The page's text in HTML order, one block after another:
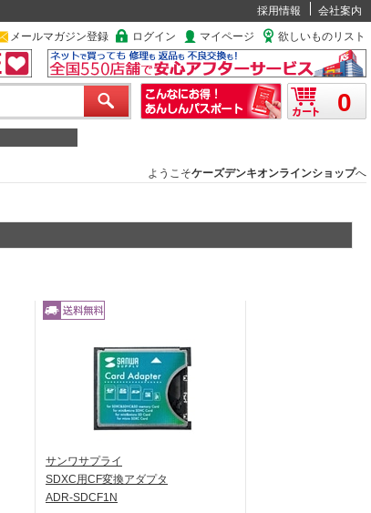
採用情報
会社案内
メールマガジン登録 ログイン マイページ 欲しいものリスト
0
ようこそケーズデンキオンラインショップへ
サンワサプライ
SDXC用CF変換アダプタ
ADR-SDCF1N